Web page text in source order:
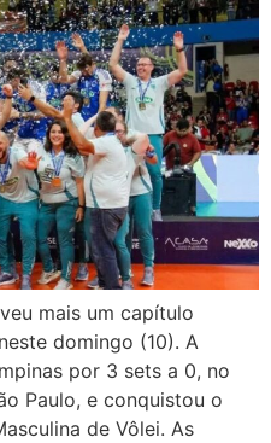
mais um capítulo
domingo (10). A
por 3 sets a 0, no
Paulo, e conquistou o
de Vôlei. As